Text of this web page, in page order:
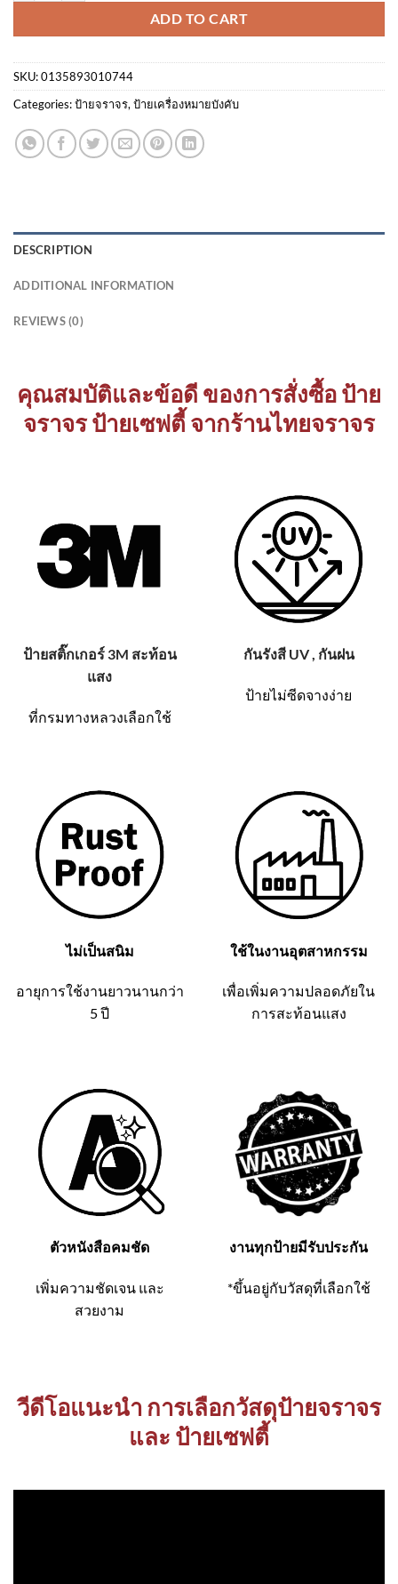
ADD TO CART
SKU:0135893010744
Categories:ป้ายจราจร, ป้ายเครื่องหมายบังคับ
DESCRIPTION
ADDITIONAL INFORMATION
REVIEWS (0)
คุณสมบัติและข้อดี ของการสั่งซื้อ ป้าย
จราจร ป้ายเซฟตี้ จากร้านไทยจราจร
ป้ายสติ๊กเกอร์ 3M สะท้อน
แสง
ที่กรมทางหลวงเลือกใช้
กันรังสี UV , กันฝน
ป้ายไม่ซีดจางง่าย
ไม่เป็นสนิม
อายุการใช้งานยาวนานกว่า
5 ปี
ใช้ในงานอุตสาหกรรม
เพื่อเพิ่มความปลอดภัยใน
การสะท้อนแสง
ตัวหนังสือคมชัด
เพิ่มความชัดเจน และ
สวยงาม
งานทุกป้ายมีรับประกัน
*ขึ้นอยู่กับวัสดุที่เลือกใช้
วีดีโอแนะนำ การเลือกวัสดุป้ายจราจร
และ ป้ายเซฟตี้